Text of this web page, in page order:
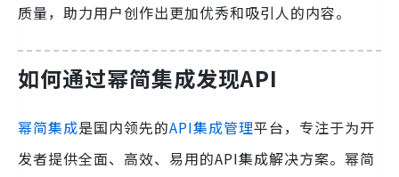
质量，助力用户创作出更加优秀和吸引人的内容。
如何通过幂简集成发现API
幂简集成是国内领先的API集成管理平台，专注于为开
发者提供全面、高效、易用的API集成解决方案。幂简